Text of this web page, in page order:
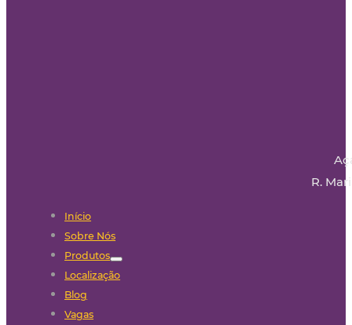
R.
Início
Sobre Nós
Produtos
Localização
Blog
Vagas